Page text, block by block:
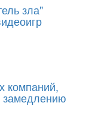
зла"
компаний,